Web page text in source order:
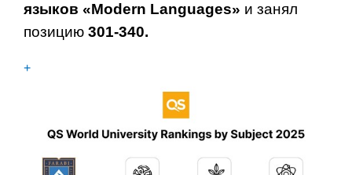
языков «Modern Languages» и занял
позицию 301-340.
+